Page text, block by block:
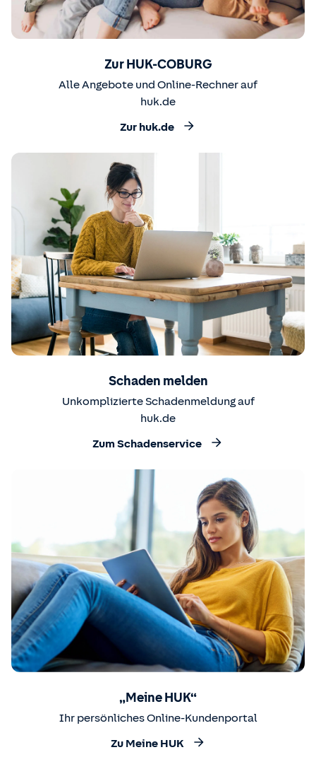
Zur HUK-COBURG
Alle Angebote und Online-Rechner auf
huk.de
Zur huk.de
Schaden melden
Unkomplizierte Schadenmeldung auf
huk.de
Zum Schadenservice
„Meine HUK“
Ihr persönliches Online-Kundenportal
Zu Meine HUK